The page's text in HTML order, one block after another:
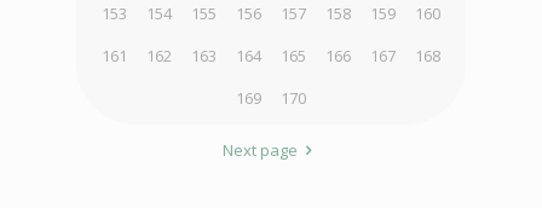
153
154 155 156 157 158 159
160
161
162 163 164 165 166 167
168
169
170
Next page